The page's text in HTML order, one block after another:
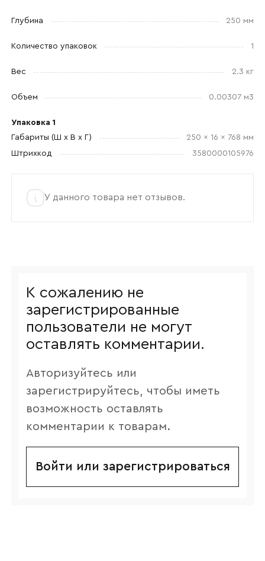
Глубина 250 мм
Количество упаковок 1
Вес 2.3 кг
Объем 0.00307 м3
Упаковка 1
Габариты (Ш x В x Г)
250 x 16 x 768 мм
Штрихкод
3580000105976
У данного товара нет отзывов.
К сожалению не
зарегистрированные
пользователи не могут
оставлять комментарии.
Авторизуйтесь или
зарегистрируйтесь, чтобы иметь
возможность оставлять
комментарии к товарам.
Войти или зарегистрироваться
Прикрепите логотип